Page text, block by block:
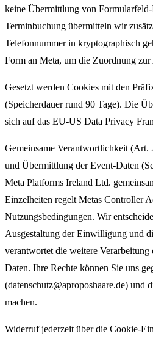
keine Übermittlung von
Terminbuchung übermitteln wir
Telefonnummer in kryptographisch
Form an Meta, um die Zuordnung zur
Gesetzt werden Cookies mit den
(Speicherdauer rund 90 Tage). Die
sich auf das EU-US Data Privacy
Gemeinsame Verantwortlichkeit
und Übermittlung der Event-Daten
Meta Platforms Ireland Ltd.
Einzelheiten regelt Metas Controller
Nutzungsbedingungen. Wir
Ausgestaltung der Einwilligung und
verantwortet die weitere Verarbeitung
Daten. Ihre Rechte können Sie uns
(datenschutz@aproposhaare.de) und
machen.
Widerruf jederzeit über die Cookie-